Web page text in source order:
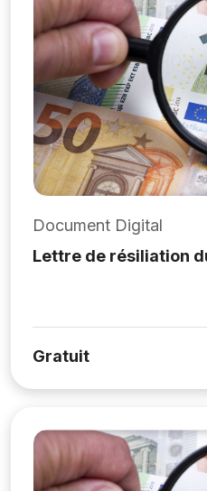
Document Digital
Lettre de résiliation
Gratuit